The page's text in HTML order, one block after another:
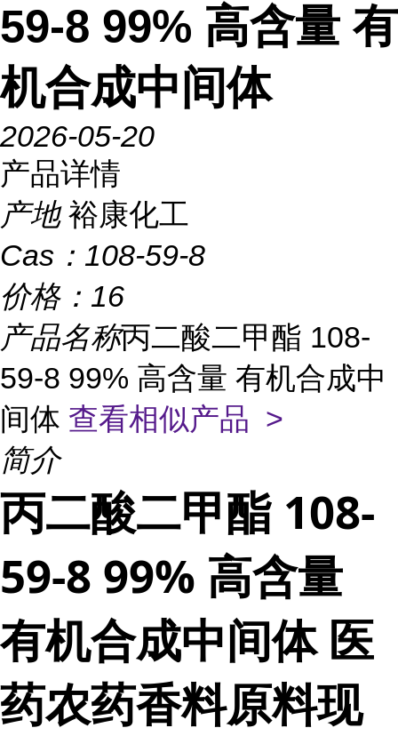
59-8 99% 高含量 有
机合成中间体
2026-05-20
产品详情
产地 裕康化工
Cas： 108-59-8
价格： 16
产品名称丙二酸二甲酯 108-
59-8 99% 高含量 有机合成中
间体 查看相似产品 >
简介
丙二酸二甲酯 108-
59-8 99% 高含量
有机合成中间体 医
药农药香料原料现